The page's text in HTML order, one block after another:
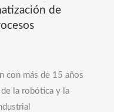
de
con más de 15 años
la robótica y la